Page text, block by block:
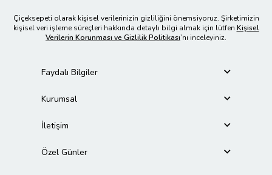
Çiçeksepeti olarak kişisel verilerinizin gizliliğini önemsiyoruz. Şirketimizin
kişisel veri işleme süreçleri hakkında detaylı bilgi almak için lütfen Kişisel
Verilerin Korunması ve Gizlilik Politikası’nı inceleyiniz.
Faydalı Bilgiler
Kurumsal
İletişim
Özel Günler